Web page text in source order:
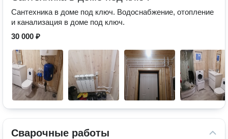
Сантехника в доме под ключ. Водоснабжение, отопление
и канализация в доме под ключ.
30 000 ₽
Сварочные работы